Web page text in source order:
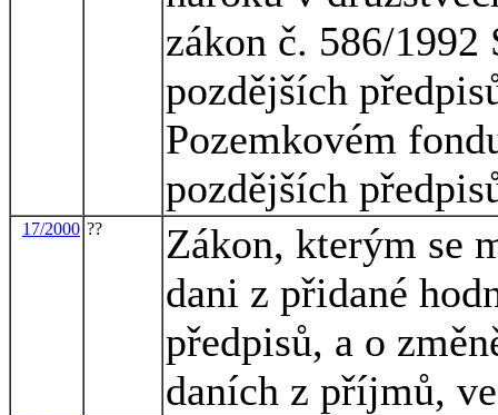
zákon č. 586/
pozdějších
Pozemkovém
pozdějších
17/2000 ??
Zákon, kterým se
dani z přidané
předpisů, a o
daních z příjmů,